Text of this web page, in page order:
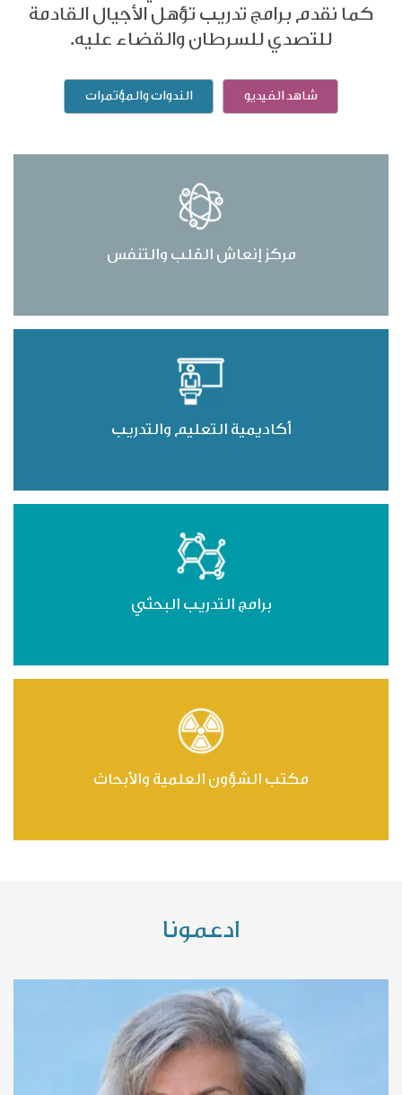
كما نقدم برامج تدريب تؤهل الأجيال القادمة
للتصدي للسرطان والقضاء عليه.
شاهد الفيديو الندوات والمؤتمرات
مركز إنعاش القلب والتنفس
أكاديمية التعليم والتدريب
برامج التدريب البحثي
مكتب الشؤون العلمية والأبحاث
ادعمونا